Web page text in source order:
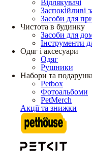
Відлякувачі
Заспокійливі
Засоби для
Чистота в будинку
Засоби для
Інструменти
Одяг і аксесуари
Одяг
Рушники
Набори та
Petbox
Фотоальбоми
PetMerch
Акції та знижки